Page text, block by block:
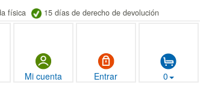
física 15 días de derecho de devolución
Mi cuenta Entrar 0